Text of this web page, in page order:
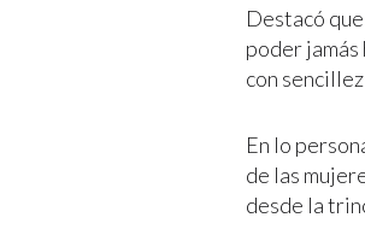
Destacó
poder
con
En lo
de las
desde la